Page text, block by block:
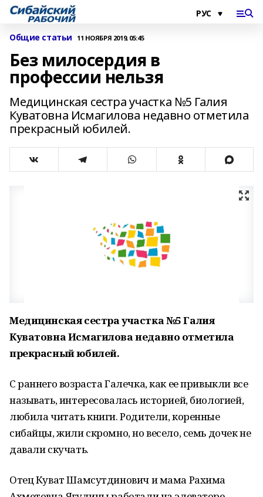
Общие статьи 11 НОЯБРЯ 2019, 05:45
Без милосердия в
профессии нельзя
Медицинская сестра участка №5 Галия
Куватовна Исмагилова недавно отметила
прекрасный юбилей.
Медицинская сестра участка №5 Галия
Куватовна Исмагилова недавно отметила
прекрасный юбилей.
С раннего возраста Галечка, как ее привыкли все
называть, интересовалась историей, биологией,
любила читать книги. Родители, коренные
сибайцы, жили скромно, но весело, семь дочек не
давали скучать.
Отец Куват Шамсутдинович и мама Рахима